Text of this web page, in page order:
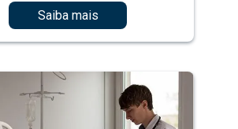
Saiba mais